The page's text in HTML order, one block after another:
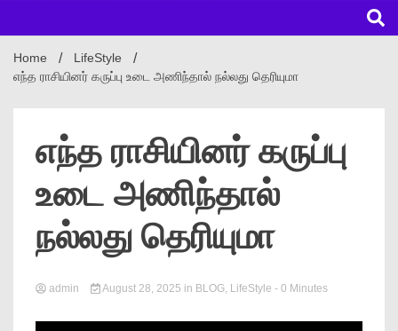
1C
News
Home
LifeStyle
எந்த ராசியினர் கருப்பு உடை அணிந்தால் நல்லது தெரியுமா
எந்த ராசியினர் கருப்பு
உடை அணிந்தால்
நல்லது தெரியுமா
admin August 28, 2025 in BLOG, LifeStyle - 0 Minutes